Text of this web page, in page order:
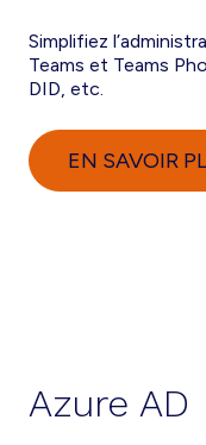
Simplifiez
Teams et Teams
DID, etc.
EN SAVOIR
Azure AD